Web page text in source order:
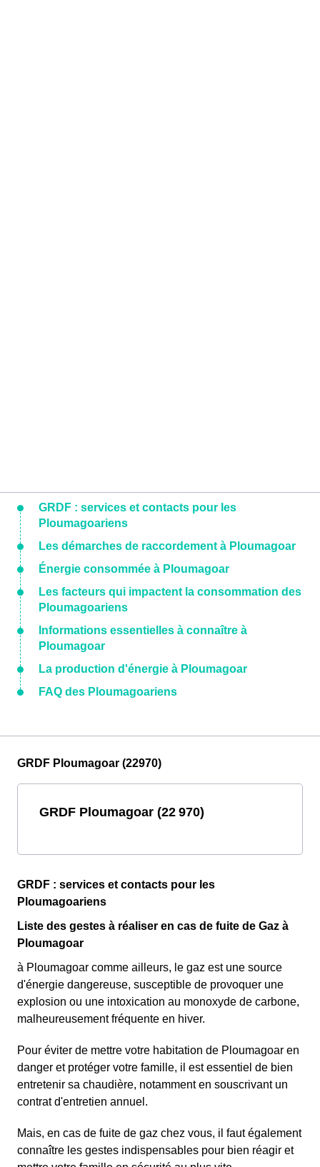
GRDF : services et contacts pour les
Ploumagoariens
Les démarches de raccordement à Ploumagoar
Énergie consommée à Ploumagoar
Les facteurs qui impactent la consommation des
Ploumagoariens
Informations essentielles à connaître à
Ploumagoar
La production d'énergie à Ploumagoar
FAQ des Ploumagoariens
GRDF Ploumagoar (22970)
GRDF Ploumagoar (22 970)
GRDF : services et contacts pour les
Ploumagoariens
Liste des gestes à réaliser en cas de fuite de Gaz à
Ploumagoar
à Ploumagoar comme ailleurs, le gaz est une source
d'énergie dangereuse, susceptible de provoquer une
explosion ou une intoxication au monoxyde de carbone,
malheureusement fréquente en hiver.
Pour éviter de mettre votre habitation de Ploumagoar en
danger et protéger votre famille, il est essentiel de bien
entretenir sa chaudière, notamment en souscrivant un
contrat d'entretien annuel.
Mais, en cas de fuite de gaz chez vous, il faut également
connaître les gestes indispensables pour bien réagir et